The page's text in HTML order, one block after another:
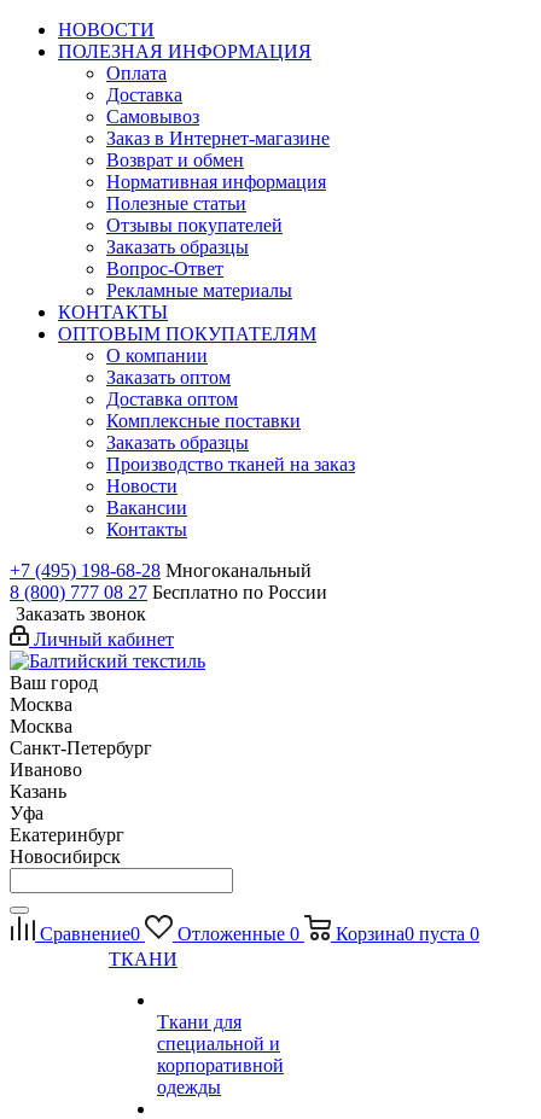
НОВОСТИ
ПОЛЕЗНАЯ ИНФОРМАЦИЯ
Оплата
Доставка
Самовывоз
Заказ в Интернет-магазине
Возврат и обмен
Нормативная информация
Полезные статьи
Отзывы покупателей
Заказать образцы
Вопрос-Ответ
Рекламные материалы
КОНТАКТЫ
ОПТОВЫМ ПОКУПАТЕЛЯМ
О компании
Заказать оптом
Доставка оптом
Комплексные поставки
Заказать образцы
Производство тканей на заказ
Новости
Вакансии
Контакты
+7 (495) 198-68-28 Многоканальный
8 (800) 777 08 27 Бесплатно по России
Заказать звонок
Личный кабинет
Ваш город
Москва
Москва
Санкт-Петербург
Иваново
Казань
Уфа
Екатеринбург
Новосибирск
Сравнение0 Отложенные 0 Корзина0 пуста 0
ТКАНИ
Ткани для
специальной и
корпоративной
одежды